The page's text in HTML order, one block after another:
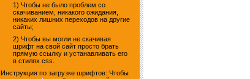
1) Чтобы не было проблем со
скачиванием, никакого ожидания,
никаких лишних переходов на другие
сайты;
2) Чтобы вы могли не скачивая
шрифт на свой сайт просто брать
прямую ссылку и устанавливать его
в стилях css.
Инструкция по загрузке шрифтов: Чтобы